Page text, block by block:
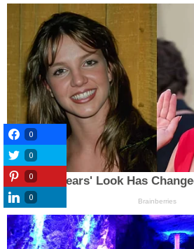
0
0
0
0